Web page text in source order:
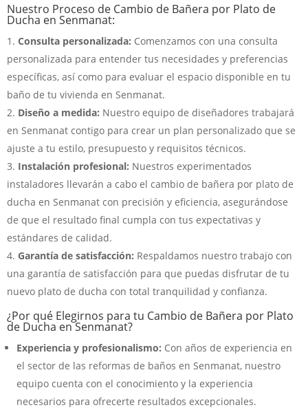
Nuestro Proceso de Cambio de Bañera por Plato de
Ducha en Senmanat:
Consulta personalizada: Comenzamos con una consulta
personalizada para entender tus necesidades y preferencias
específicas, así como para evaluar el espacio disponible en tu
baño de tu vivienda en Senmanat.
Diseño a medida: Nuestro equipo de diseñadores trabajará
en Senmanat contigo para crear un plan personalizado que se
ajuste a tu estilo, presupuesto y requisitos técnicos.
Instalación profesional: Nuestros experimentados
instaladores llevarán a cabo el cambio de bañera por plato de
ducha en Senmanat con precisión y eficiencia, asegurándose
de que el resultado final cumpla con tus expectativas y
estándares de calidad.
Garantía de satisfacción: Respaldamos nuestro trabajo con
una garantía de satisfacción para que puedas disfrutar de tu
nuevo plato de ducha con total tranquilidad y confianza.
¿Por qué Elegirnos para tu Cambio de Bañera por Plato
de Ducha en Senmanat?
Experiencia y profesionalismo: Con años de experiencia en
el sector de las reformas de baños en Senmanat, nuestro
equipo cuenta con el conocimiento y la experiencia
necesarios para ofrecerte resultados excepcionales.